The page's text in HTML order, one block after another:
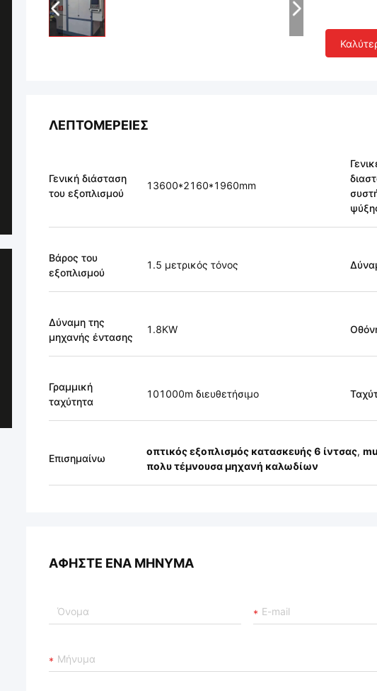
ΛΕΠΤΟΜΈΡΕΙΕΣ
Γενική διάσταση
του εξοπλισμού
13600*2160*1960mm
Βάρος του
εξοπλισμού
1.5 μετρικός τόνος
Δύναμη της
μηχανής έντασης
1.8KW
Γραμμική
ταχύτητα
101000m διευθετήσιμο
Επισημαίνω
οπτικός εξοπλισμός κατασκευής 6 ίντσας,
πολυ τέμνουσα μηχανή καλωδίων
ΑΦΉΣΤΕ ΈΝΑ ΜΉΝΥΜΑ